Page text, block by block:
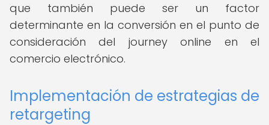
que también puede ser un factor
determinante en la conversión en el punto de
consideración del journey online en el
comercio electrónico.
Implementación de estrategias de
retargeting